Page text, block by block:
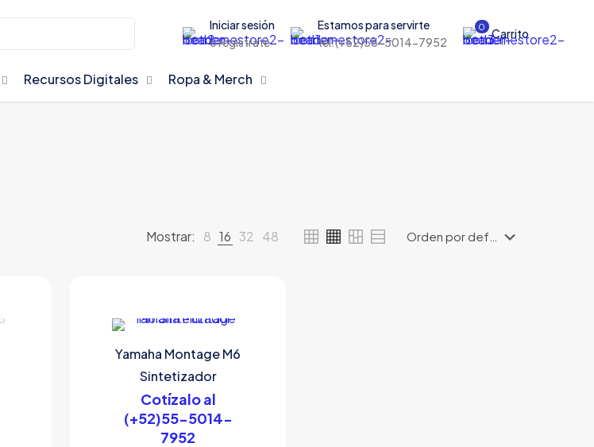
Iniciar sesión
o registrate
Estamos para servirte
tel:(+52)55-5014-7952
0 Carrito
Recursos Digitales Ropa & Merch
Mostrar: 8 16 32 48
Yamaha Montage M6
Sintetizador
Cotízalo al
(+52)55-5014-
7952